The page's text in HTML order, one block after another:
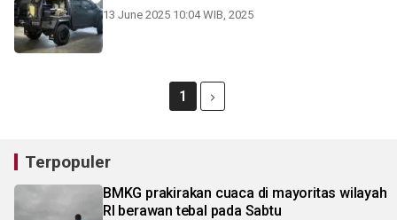
13 June 2025 10:04 WIB, 2025
1
Terpopuler
BMKG prakirakan cuaca di mayoritas wilayah
RI berawan tebal pada Sabtu